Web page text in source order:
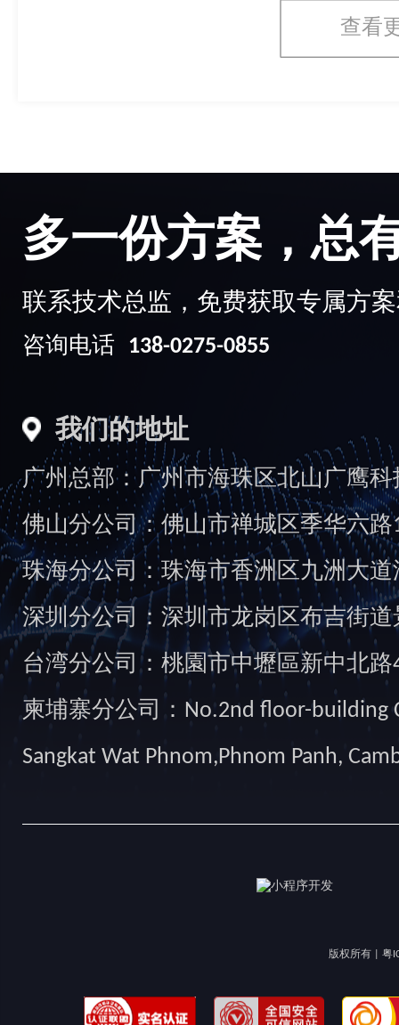
查看
多一份方案，总
联系技术总监，免费获取专属方
咨询电话 138-0275-0855
我们的地址
广州总部：广州市海珠区北山广鹰科
佛山分公司：佛山市禅城区季华六路
珠海分公司：珠海市香洲区九洲大道
深圳分公司：深圳市龙岗区布吉街
台湾分公司：桃園市中壢區新中北路
柬埔寨分公司：No.2nd floor-building
Sangkat Wat Phnom,Phnom Panh,
版权所有 | 粤